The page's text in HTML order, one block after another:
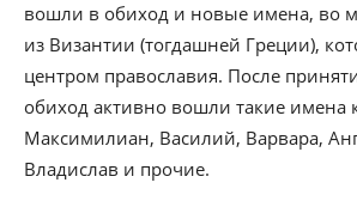
вошли в обиход и новые имена, во
из Византии (тогдашней Греции),
центром православия. После
обиход активно вошли такие имена
Максимилиан, Василий, Варвара,
Владислав и прочие.